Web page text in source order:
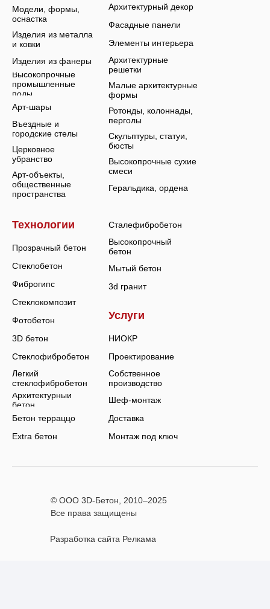
Арт-объекты,
общественные
пространства
Высокопрочные сухие
смеси
Скульптуры, статуи,
бюсты
Ротонды, колоннады,
перголы
Малые архитектурные
формы
Архитектурные
решетки
Элементы интерьера
Фасадные панели
Архитектурный декор
Монтаж под ключ
Доставка
Шеф-монтаж
Собственное
производство
Проектирование
НИОКР
3d гранит
Мытый бетон
Высокопрочный
бетон
Сталефибробетон
Extra бетон
Бетон терраццо
Архитектурный
бетон
Легкий
стеклофибробетон
Стеклофибробетон
3D бетон
Фотобетон
Стеклокомпозит
Фиброгипс
Стеклобетон
Прозрачный бетон
Геральдика, ордена
Церковное
убранство
Въездные и
городские стелы
Арт-шары
Высокопрочные
промышленные
полы
Изделия из фанеры
Изделия из металла
и ковки
Модели, формы,
оснастка
Услуги
Технологии
Разработка сайта Релкама
© ООО 3D-Бетон, 2010–2025
Все права защищены